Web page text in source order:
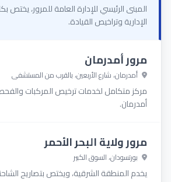
الرئيسي للإدارة العامة للمرور، يختص بكافة
وتراخيص القيادة.
أمدرمان
شارع الأربعين، بالقرب من المستشفى
متكامل لخدمات ترخيص المركبات والفحص الآلي
ولاية البحر الأحمر
السوق الكبير
المنطقة الشرقية، ويختص بتصاريح الشاحنات ولوحات